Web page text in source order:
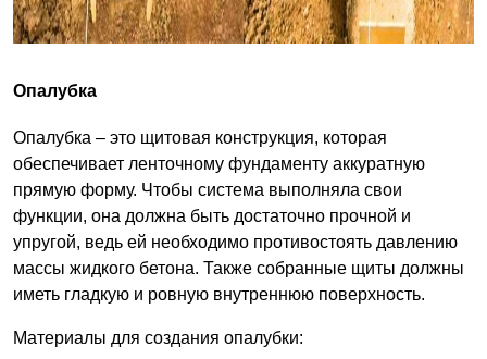
Опалубка
Опалубка – это щитовая конструкция, которая
обеспечивает ленточному фундаменту аккуратную
прямую форму. Чтобы система выполняла свои
функции, она должна быть достаточно прочной и
упругой, ведь ей необходимо противостоять давлению
массы жидкого бетона. Также собранные щиты должны
иметь гладкую и ровную внутреннюю поверхность.
Материалы для создания опалубки: